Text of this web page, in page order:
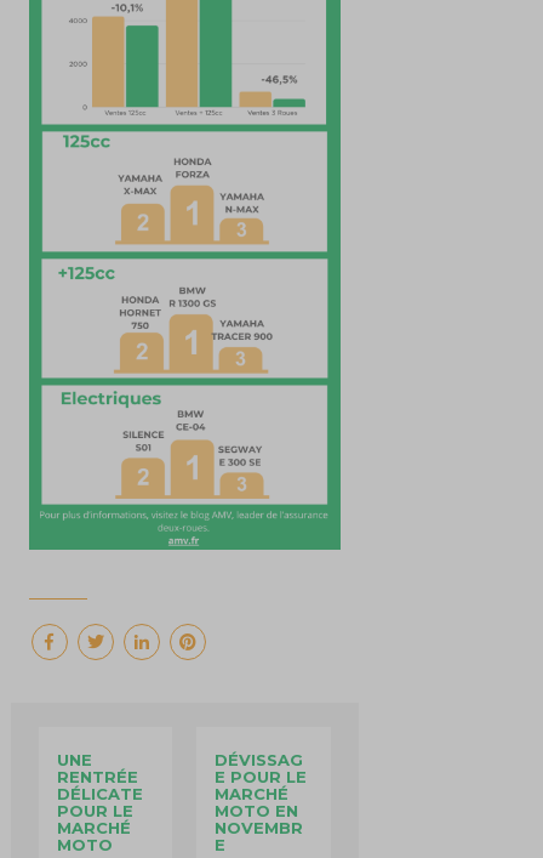
UNE
RENTRÉE
DÉLICATE
POUR LE
MARCHÉ
MOTO
DÉVISSAG
E POUR LE
MARCHÉ
MOTO EN
NOVEMBR
E